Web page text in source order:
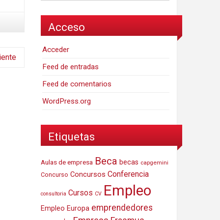
Acceso
Acceder
Feed de entradas
Feed de comentarios
WordPress.org
Etiquetas
Aulas de empresa Beca becas capgemini
Concurso Concursos Conferencia
consultoria Cursos CV Empleo
Empleo Europa emprendedores